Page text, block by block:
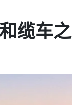
缆车